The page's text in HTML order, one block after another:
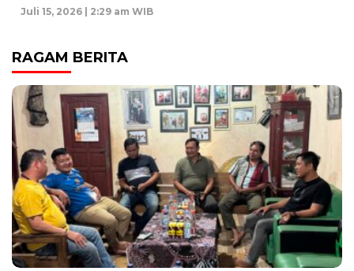
Juli 15, 2026 | 2:29 am WIB
RAGAM BERITA